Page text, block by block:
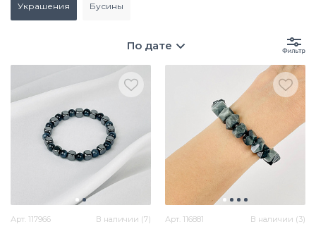
украшения бусины
По дате
Арт. 117966 В наличии (7) Арт. 116881 В наличии (3)